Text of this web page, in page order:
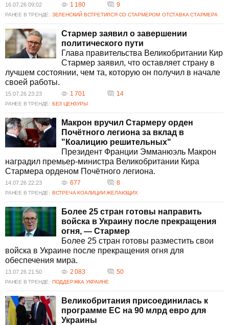
16.07.26 09:02 1 180 9
РАНЕЕ В ТРЕНДЕ: ЗЕЛЕНСКИЙ ВСТРЕТИЛСЯ СО СТАРМЕРОМ ОТСТАВКА СТАРМЕРА
Стармер заявил о завершении
политического пути
Глава правительства Великобритании Кир
Стармер заявил, что оставляет страну в
лучшем состоянии, чем та, которую он получил в начале
своей работы.
15.07.26 23:23 1 701 14
РАНЕЕ В ТРЕНДЕ: БЕЗ ЦЕНЗУРЫ
Макрон вручил Стармеру орден
Почётного легиона за вклад в
"Коалицию решительных"
Президент Франции Эмманюэль Макрон
наградил премьер-министра Великобритании Кира
Стармера орденом Почётного легиона.
14.07.26 22:23 677 8
РАНЕЕ В ТРЕНДЕ: ВСТРЕЧА КОАЛИЦИИ ЖЕЛАЮЩИХ
Более 25 стран готовы направить
войска в Украину после прекращения
огня, — Стармер
Более 25 стран готовы разместить свои
войска в Украине после прекращения огня для
обеспечения мира.
13.07.26 21:50 2 083 50
РАНЕЕ В ТРЕНДЕ: ПОДДЕРЖКА УКРАИНЕ
Великобритания присоединилась к
программе ЕС на 90 млрд евро для
Украины